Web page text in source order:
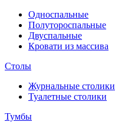
Односпальные
Полутороспальные
Двуспальные
Кровати из массива
Столы
Журнальные столики
Туалетные столики
Тумбы